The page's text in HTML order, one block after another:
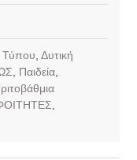
Τύπου Δυτική
Παιδεία,